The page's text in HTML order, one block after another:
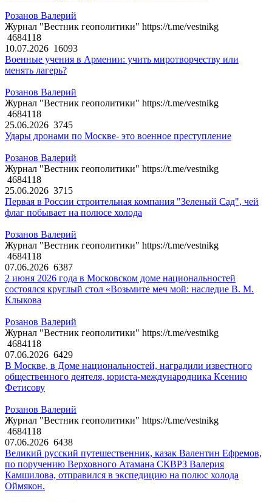
Розанов Валерий
Журнал "Вестник геополитики" https://t.me/vestnikg
4684118
10.07.2026 16093
Военные учения в Армении: учить миротворчеству или
менять лагерь?
Розанов Валерий
Журнал "Вестник геополитики" https://t.me/vestnikg
4684118
25.06.2026 3745
Удары дронами по Москве- это военное преступление
Розанов Валерий
Журнал "Вестник геополитики" https://t.me/vestnikg
4684118
25.06.2026 3715
Первая в России строительная компания "Зеленый Сад", чей
флаг побывает на полюсе холода
Розанов Валерий
Журнал "Вестник геополитики" https://t.me/vestnikg
4684118
07.06.2026 6387
2 июня 2026 года в Московском доме национальностей
состоялся круглый стол «Возьмите меч мой: наследие В. М.
Клыкова
Розанов Валерий
Журнал "Вестник геополитики" https://t.me/vestnikg
4684118
07.06.2026 6429
В Москве, в Доме национальностей, наградили известного
общественного деятеля, юриста-международника Ксению
Фетисову
Розанов Валерий
Журнал "Вестник геополитики" https://t.me/vestnikg
4684118
07.06.2026 6438
Великий русский путешественник, казак Валентин Ефремов,
по поручению Верховного Атамана СКВРЗ Валерия
Камшилова, отправился в экспедицию на полюс холода
Оймякон.